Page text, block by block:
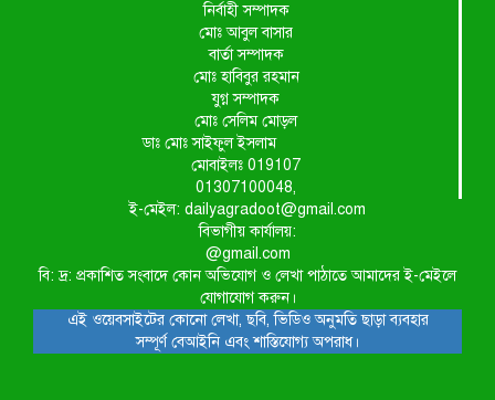
নির্বাহী সম্পাদক
মোঃ আবুল বাসার
বার্তা সম্পাদক
মোঃ হাবিবুর রহমান
যুগ্ন সম্পাদক
মোঃ সেলিম মোড়ল
ডাঃ মোঃ সাইফুল ইসলাম
মোবাইলঃ 019107
01307100048,
ই-মেইল: dailyagradoot@gmail.com
বিভাগীয় কার্যালয়:
@gmail.com
বি: দ্র: প্রকাশিত সংবাদে কোন অভিযোগ ও লেখা পাঠাতে আমাদের ই-মেইলে
যোগাযোগ করুন।
এই ওয়েবসাইটের কোনো লেখা, ছবি, ভিডিও অনুমতি ছাড়া ব্যবহার
সম্পূর্ণ বেআইনি এবং শাস্তিযোগ্য অপরাধ।